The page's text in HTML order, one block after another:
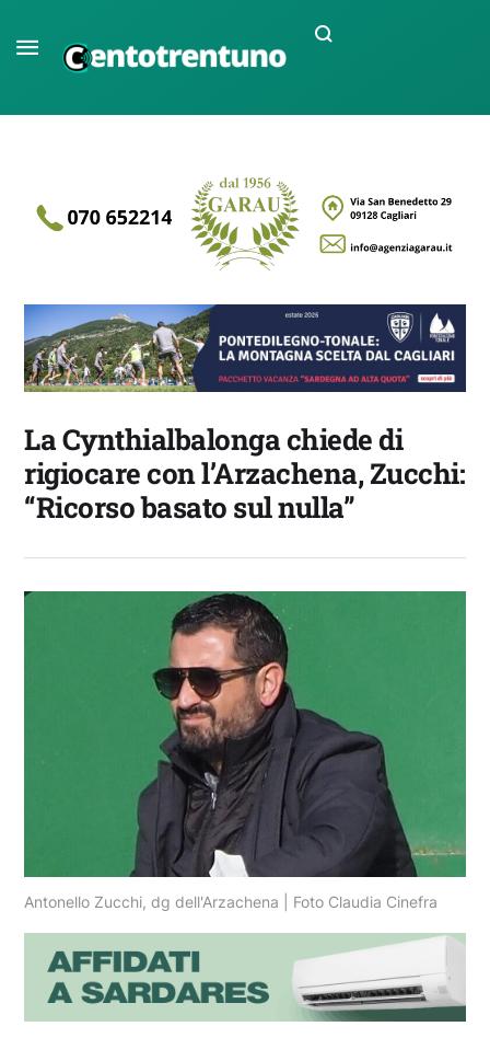
La Cynthialbalonga chiede di
rigiocare con l’Arzachena, Zucchi:
“Ricorso basato sul nulla”
Antonello Zucchi, dg dell'Arzachena | Foto Claudia Cinefra